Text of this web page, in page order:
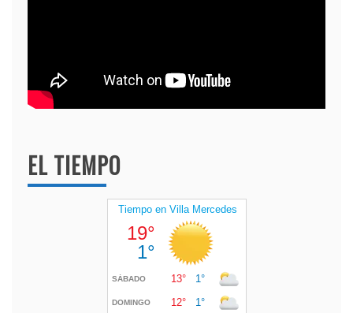
EL TIEMPO